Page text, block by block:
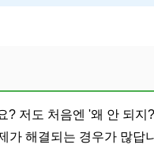
저도 처음엔 '왜 안 되지
가 해결되는 경우가 많답